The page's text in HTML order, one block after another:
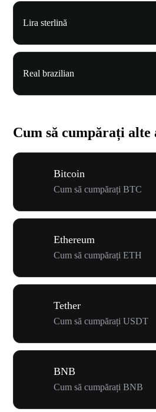
Lira sterlină
Real brazilian
Cum să cumpărați
Bitcoin
Cum să cumpărați BTC
Ethereum
Cum să cumpărați ETH
Tether
Cum să cumpărați USDT
BNB
Cum să cumpărați BNB